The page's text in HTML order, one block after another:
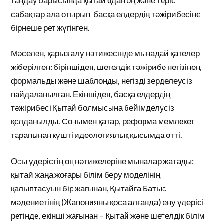
сабақтар ала отырып, басқа елдердің тәжірибесіне
бірнеше рет жүгінген.
Мәселен, қарыз алу нәтижесінде мынадай қателер
жіберілген: біріншіден, шетелдік тәжірибе негізінен,
формальды және шаблонды, негізді зерделеусіз
пайдаланылған. Екіншіден, басқа елдердің
тәжірибесі Қытай болмысына бейімделусіз
қолданылды. Сонымен қатар, реформа мемлекет
тарапынан күшті идеологиялық қысымда өтті.
Осы үдерістің оң нәтижелеріне мыналар жатады:
қытай жаңа жоғары білім беру моделінің
қалыптасуын бір жағынан, Қытайға Батыс
мәдениетінің (Жапонияны қоса алғанда) ену үдерісі
ретінде, екінші жағынан – Қытай және шетелдік білім